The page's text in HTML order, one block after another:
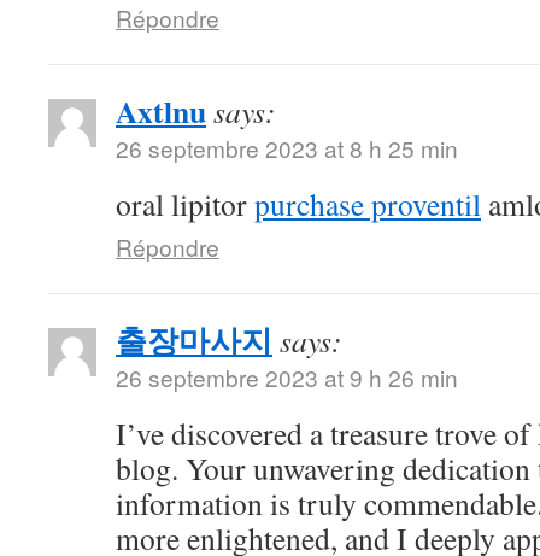
Répondre
Axtlnusays:
26 septembre 2023 at 8 h 25 min
oral lipitorpurchase proventil
Répondre
출장마사지 says:
26 septembre 2023 at 9 h 26 min
I’ve discovered a treasure trove
blog. Your unwavering
information is truly
more enlightened, and I deeply